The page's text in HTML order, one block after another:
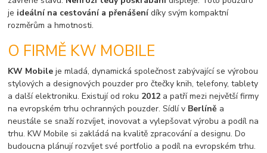
je ideální na cestování a přenášenídíky svým kompaktní
rozměrům a hmotnosti.
O FIRMĚ KW MOBILE
KW Mobile je mladá, dynamická společnost zabývající se výrobou
stylových a designových pouzder pro čtečky knih, telefony, tablety
a další elektroniku. Existují od roku 2012 a patří mezi největší firmy
na evropském trhu ochranných pouzder. Sídlí v Berlíně a
neustále se snaží rozvíjet, inovovat a vylepšovat výrobu a podíl na
trhu. KW Mobile si zakládá na kvalitě zpracování a designu. Do
budoucna plánují rozvíjet své portfolio a podíl na evropském trhu.